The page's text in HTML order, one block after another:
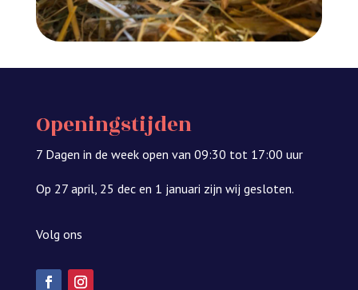
Openingstijden
7 Dagen in de week open van 09:30 tot 17:00 uur
Op 27 april, 25 dec en 1 januari zijn wij gesloten.
Volg ons